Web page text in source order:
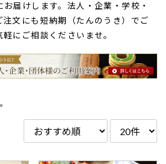
お届けします。法人・企業・学校・
注文にも短納期（たんのうき）でご
にご相談くださいませ。